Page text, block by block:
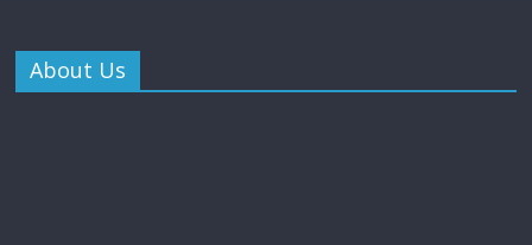
About Us